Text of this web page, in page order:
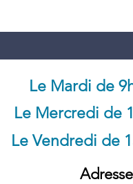
Le Mardi de
Le Mercredi de
Le Vendredi de